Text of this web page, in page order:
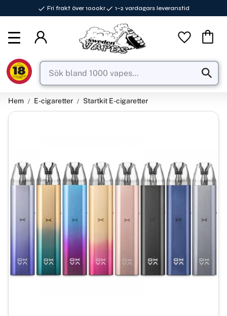
Fri frakt över 1000kr 1–2 vardagars leveranstid
Favoriter
Hem E-cigaretter Startkit E-cigaretter